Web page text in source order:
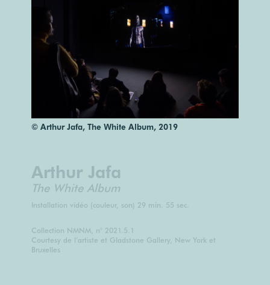
© Arthur Jafa, The White Album, 2019
Arthur Jafa
The White Album
Installation vidéo (couleur, son) 29 min. 55 sec.
Collection NMNM, n° 2021.5.1
Courtesy de l’artiste et Gladstone Gallery, New York et
Bruxelles